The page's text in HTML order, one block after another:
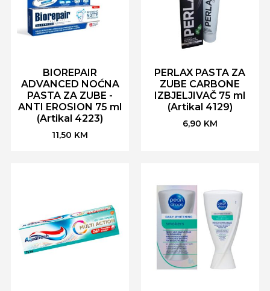
BIOREPAIR
ADVANCED NOĆNA
PASTA ZA ZUBE -
ANTI EROSION 75 ml
(Artikal 4223)
11,50 KM
PERLAX PASTA ZA
ZUBE CARBONE
IZBJELJIVAČ 75 ml
(Artikal 4129)
6,90 KM